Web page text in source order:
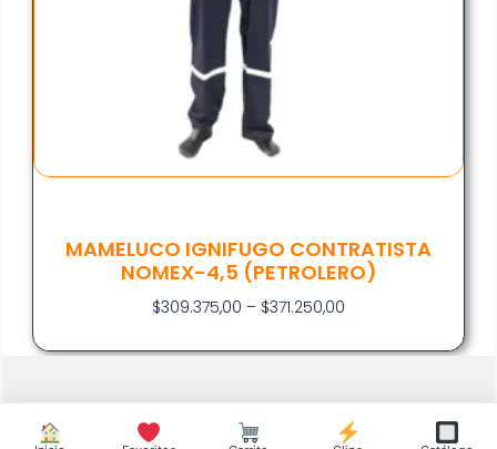
MAMELUCO IGNIFUGO CONTRATISTA
NOMEX-4,5 (PETROLERO)
$309.375,00 – $371.250,00